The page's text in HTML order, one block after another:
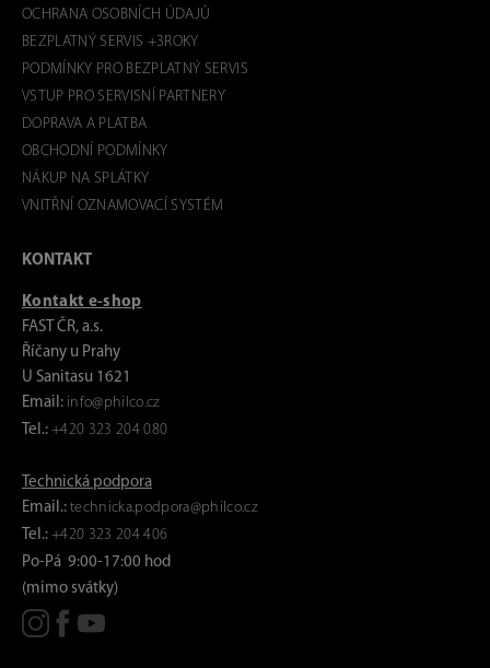
OCHRANA OSOBNÍCH ÚDAJŮ
BEZPLATNÝ SERVIS +3ROKY
PODMÍNKY PRO BEZPLATNÝ SERVIS
VSTUP PRO SERVISNÍ PARTNERY
DOPRAVA A PLATBA
OBCHODNÍ PODMÍNKY
NÁKUP NA SPLÁTKY
VNITŘNÍ OZNAMOVACÍ SYSTÉM
KONTAKT
Kontakt e-shop
FAST ČR, a.s.
Říčany u Prahy
U Sanitasu 1621
Email: info@philco.cz
Tel.: +420 323 204 080
Technická podpora
Email.: technicka.podpora@philco.cz
Tel.: +420 323 204 406
Po-Pá 9:00-17:00 hod
(mimo svátky)